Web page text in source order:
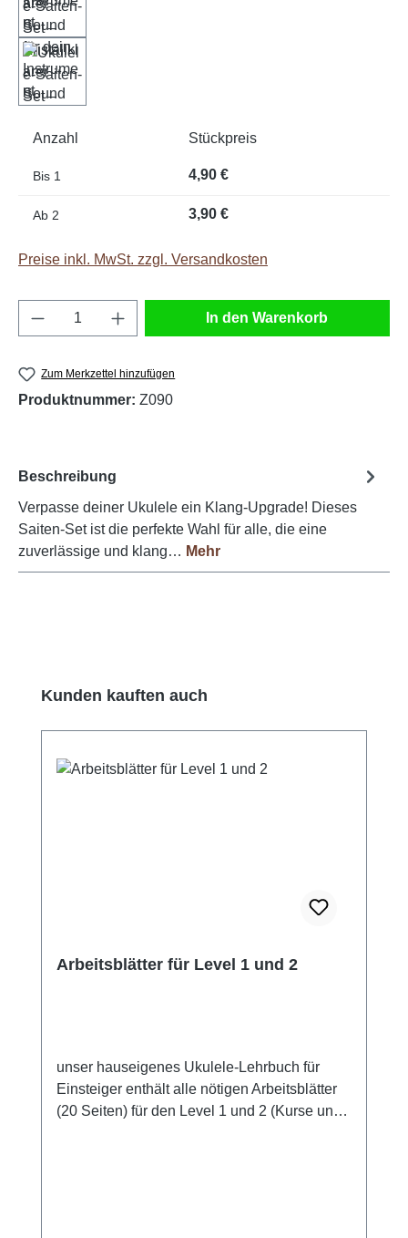
Anzahl Stückpreis
Bis 1 4,90 €
Ab 2 3,90 €
Preise inkl. MwSt. zzgl. Versandkosten
Produkt Anzahl: Gib den gewünschten
In den Warenkorb
Zum Merkzettel hinzufügen
Produktnummer: Z090
Beschreibung
Verpasse deiner Ukulele ein Klang-Upgrade! Dieses
Saiten-Set ist die perfekte Wahl für alle, die eine
zuverlässige und klang… Mehr
Produktgalerie überspringen
Kunden kauften auch
Arbeitsblätter für Level 1 und 2
unser hauseigenes Ukulele-Lehrbuch für
Einsteiger enthält alle nötigen Arbeitsblätter
(20 Seiten) für den Level 1 und 2 (Kurse und